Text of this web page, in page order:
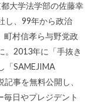
大学法学部の佐藤幸
し、99年から政治
町村信孝ら与野党政
。2013年に「手抜き
「SAMEJIMA
事を無料公開し、
日やプレジデント